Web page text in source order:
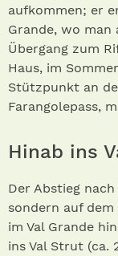
aufkommen; er
Grande, wo man
Übergang zum
Haus, im
Stützpunkt an
Farangolepass,
Hinab ins
Der Abstieg
sondern auf
im Val Grande
ins Val Strut (ca.